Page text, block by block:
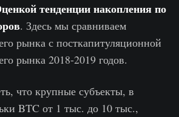
тенденции накопления по
. Здесь мы сравниваем
рынка с посткапитуляционной
рынка 2018-2019 годов.
что крупные субъекты, в
BTC от 1 тыс. до 10 тыс.,